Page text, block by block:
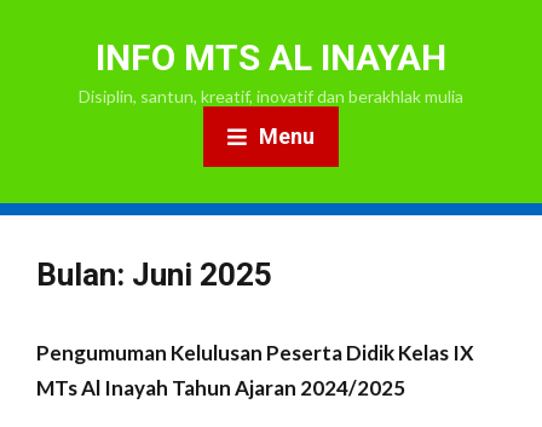
INFO MTS AL INAYAH
Disiplin, santun, kreatif, inovatif dan berakhlak mulia
Menu
Bulan: Juni 2025
Pengumuman Kelulusan Peserta Didik Kelas IX
MTs Al Inayah Tahun Ajaran 2024/2025